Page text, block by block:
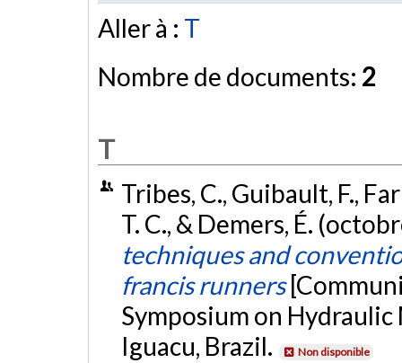
Aller à : T
Nombre de documents: 2
T
Tribes, C., Guibault, F.,
T. C., & Demers, É.
techniques and
francis runners
Symposium on Hydraulic
Iguacu, Brazil.
Non disponible